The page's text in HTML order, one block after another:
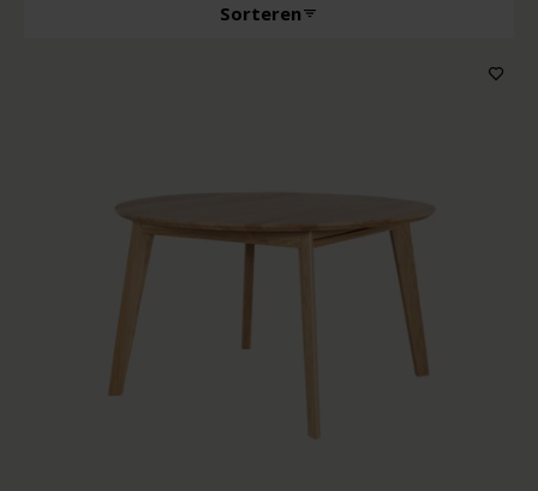
Sorteren